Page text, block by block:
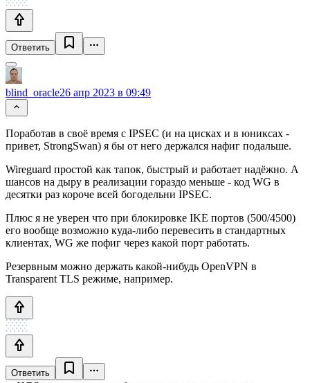
Ответить
blind_oracle26 апр 2023 в 09:49
Поработав в своё время с IPSEC (и на цисках и в юниксах -
привет, StrongSwan) я бы от него держался нафиг подальше.
Wireguard простой как тапок, быстрый и работает надёжно. А
шансов на дыру в реализации гораздо меньше - код WG в
десятки раз короче всей богодельни IPSEC.
Плюс я не уверен что при блокировке IKE портов (500/4500)
его вообще возможно куда-либо перевесить в стандартных
клиентах, WG же пофиг через какой порт работать.
Резервным можно держать какой-нибудь OpenVPN в
Transparent TLS режиме, например.
Ответить